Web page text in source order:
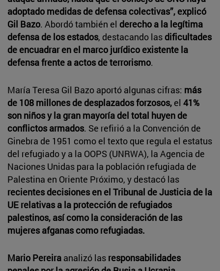
adoptado medidas de defensa colectivas”, explicó
Gil Bazo. Abordó también el derecho a la legítima
defensa de los estados, destacando las dificultades
de encuadrar en el marco jurídico existente la
defensa frente a actos de terrorismo.
María Teresa Gil Bazo aportó algunas cifras: más
de 108 millones de desplazados forzosos, el 41%
son niños y la gran mayoría del total huyen de
conflictos armados. Se refirió a la Convención de
Ginebra de 1951 como el texto que regula el estatus
del refugiado y a la OOPS (UNRWA), la Agencia de
Naciones Unidas para la población refugiada de
Palestina en Oriente Próximo, y destacó las
recientes decisiones en el Tribunal de Justicia de la
UE relativas a la protección de refugiados
palestinos, así como la consideración de las
mujeres afganas como refugiadas.
Mario Pereira analizó las responsabilidades